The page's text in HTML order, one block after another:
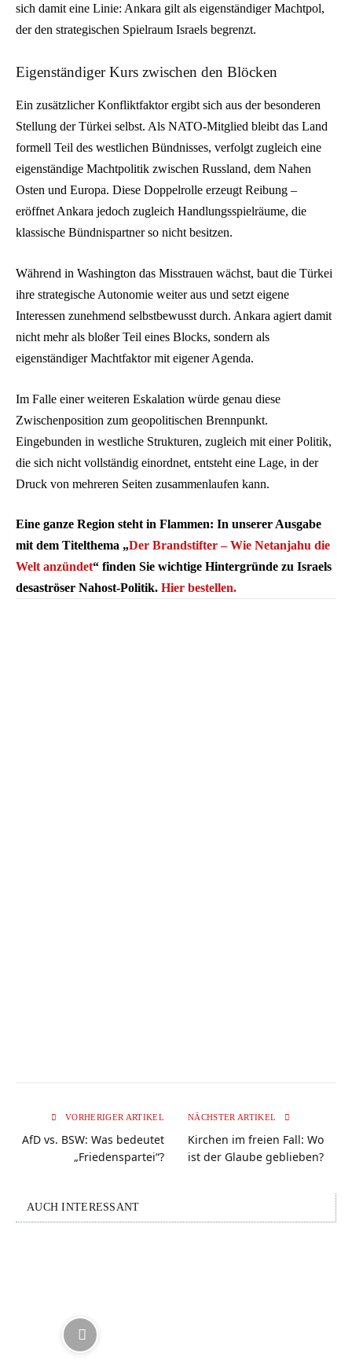
sich damit eine Linie: Ankara gilt als eigenständiger Machtpol,
der den strategischen Spielraum Israels begrenzt.
Eigenständiger Kurs zwischen den Blöcken
Ein zusätzlicher Konfliktfaktor ergibt sich aus der besonderen
Stellung der Türkei selbst. Als NATO-Mitglied bleibt das Land
formell Teil des westlichen Bündnisses, verfolgt zugleich eine
eigenständige Machtpolitik zwischen Russland, dem Nahen
Osten und Europa. Diese Doppelrolle erzeugt Reibung –
eröffnet Ankara jedoch zugleich Handlungsspielräume, die
klassische Bündnispartner so nicht besitzen.
Während in Washington das Misstrauen wächst, baut die Türkei
ihre strategische Autonomie weiter aus und setzt eigene
Interessen zunehmend selbstbewusst durch. Ankara agiert damit
nicht mehr als bloßer Teil eines Blocks, sondern als
eigenständiger Machtfaktor mit eigener Agenda.
Im Falle einer weiteren Eskalation würde genau diese
Zwischenposition zum geopolitischen Brennpunkt.
Eingebunden in westliche Strukturen, zugleich mit einer Politik,
die sich nicht vollständig einordnet, entsteht eine Lage, in der
Druck von mehreren Seiten zusammenlaufen kann.
Eine ganze Region steht in Flammen: In unserer Ausgabe
mit dem Titelthema „Der Brandstifter – Wie Netanjahu die
Welt anzündet“ finden Sie wichtige Hintergründe zu Israels
desaströser Nahost-Politik. Hier bestellen.
VORHERIGER ARTIKEL
AfD vs. BSW: Was bedeutet
„Friedenspartei“?
NÄCHSTER ARTIKEL
Kirchen im freien Fall: Wo
ist der Glaube geblieben?
AUCH INTERESSANT